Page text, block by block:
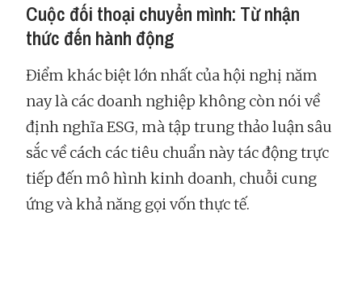
Cuộc đối thoại chuyển mình: Từ nhận
thức đến hành động
Điểm khác biệt lớn nhất của hội nghị năm
nay là các doanh nghiệp không còn nói về
định nghĩa ESG, mà tập trung thảo luận sâu
sắc về cách các tiêu chuẩn này tác động trực
tiếp đến mô hình kinh doanh, chuỗi cung
ứng và khả năng gọi vốn thực tế.